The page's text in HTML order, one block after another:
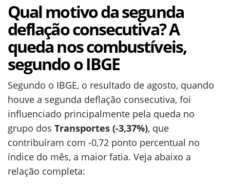
Qual motivo da segunda
deflação consecutiva? A
queda nos combustíveis,
segundo o IBGE
Segundo o IBGE, o resultado de agosto, quando
houve a segunda deflação consecutiva, foi
influenciado principalmente pela queda no
grupo dos Transportes (-3,37%), que
contribuíram com -0,72 ponto percentual no
índice do mês, a maior fatia. Veja abaixo a
relação completa: